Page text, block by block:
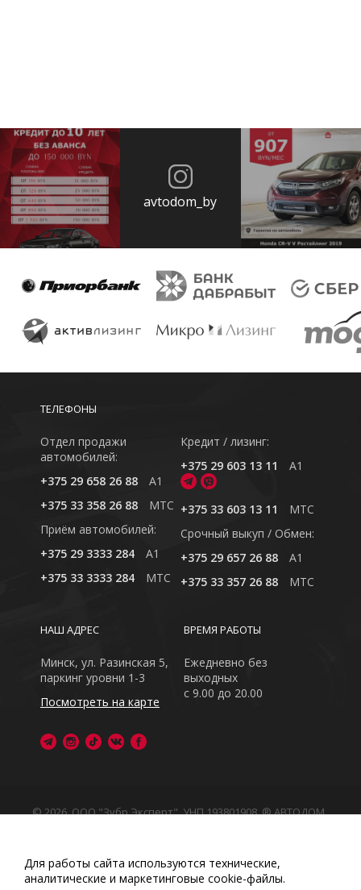
avtodom_by
ТЕЛЕФОНЫ
Отдел продажи
автомобилей:
+375 29 658 26 88
A1
+375 33 358 26 88
MTC
Приём автомобилей:
+375 29 3333 284
A1
+375 33 3333 284
MTC
Кредит / лизинг:
+375 29 603 13 11
A1
+375 33 603 13 11
MTC
Cрочный выкуп / Обмен:
+375 29 657 26 88
A1
+375 33 357 26 88
MTC
ВРЕМЯ РАБОТЫ
Ежедневно без
выходных
с 9.00 до 20.00
НАШ АДРЕС
Минск, ул. Разинская 5,
паркинг уровни 1-3
Посмотреть на карте
© 2026, ООО "Зубр Эксперт", УНП 193801908. ® АВТОДОМ
Обращаем Ваше внимание на то, что данный интернет-
сайт носит исключительно информационный характер
Любое использование либо копирование материалов
Для работы сайта используются технические,
аналитические и маркетинговые сооkіе-файлы.